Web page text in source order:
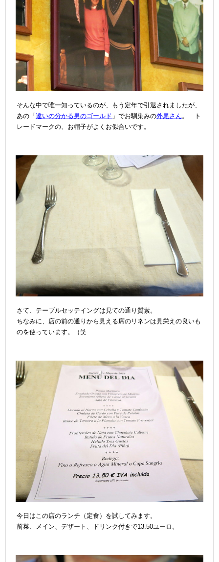
そんな中で唯一知っているのが、もう定年で引退されましたが、
あの「違いの分かる男のゴールド 」でお馴染みの外尾さん。 ト
レードマークの、お帽子がよくお似合いです。
さて、テーブルセッテイングは見ての通り質素。
ちなみに、店の前の通りから見える席のリネンは見栄えの良いも
のを使っています。（笑
今日はこの店のランチ（定食）を試してみます。
前菜、メイン、デザート、ドリンク付きで13.50ユーロ。